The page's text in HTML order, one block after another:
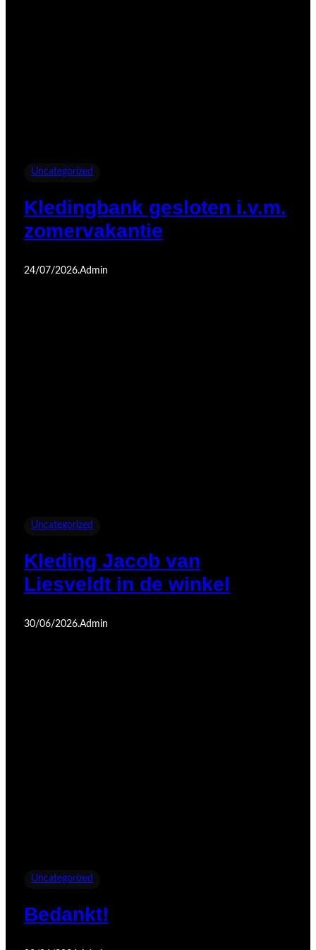
Uncategorized
Kledingbank gesloten i.v.m.
zomervakantie
24/07/2026.Admin
Uncategorized
Kleding Jacob van
Liesveldt in de winkel
30/06/2026.Admin
Uncategorized
Bedankt!